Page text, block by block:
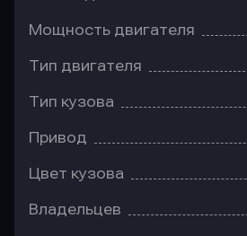
Мощность двигателя
Тип двигателя
Тип кузова
Привод
Цвет кузова
Владельцев